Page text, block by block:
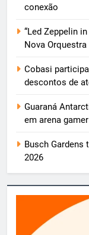
conexão
“Led Zeppelin
Nova Orquestra
Cobasi
descontos de
Guaraná
em arena
Busch Gardens
2026